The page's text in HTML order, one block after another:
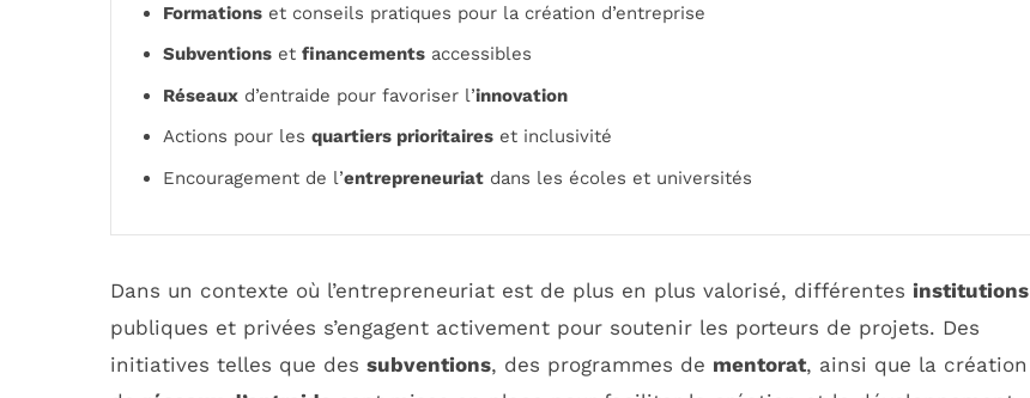
Formations et conseils pratiques pour la création d’entreprise
Subventions et financements accessibles
Réseaux d’entraide pour favoriser l’innovation
Actions pour les quartiers prioritaires et inclusivité
Encouragement de l’entrepreneuriat dans les écoles et universités
Dans un contexte où l’entrepreneuriat est de plus en plus valorisé, différentes institutions
publiques et privées s’engagent activement pour soutenir les porteurs de projets. Des
initiatives telles que des subventions, des programmes de mentorat, ainsi que la création